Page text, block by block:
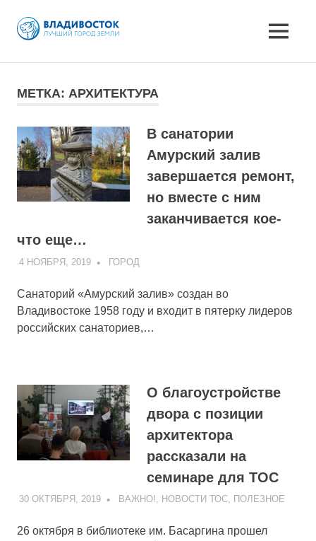
MENU
МЕТКА: АРХИТЕКТУРА
В санатории
Амурский залив
завершается ремонт,
но вместе с ним
заканчивается кое-
что еще…
4 НОЯБРЯ, 2019 ADMIN
ГОРОД
Санаторий «Амурский залив» создан во
Владивостоке 1958 году и входит в пятерку лидеров
российских санаториев,…
О благоустройстве
двора с позиции
архитектора
рассказали на
семинаре для ТОС
30 ОКТЯБРЯ, 2019 ADMIN
ВАЖНО!, НОВОСТИ ТОС, ПОЛЕЗНОЕ
26 октября в библиотеке им. Басаргина прошел